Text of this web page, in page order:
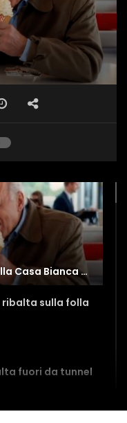
Trump-Biden, l’incontro alla Casa Bianca secondo l’intelligenza artificiale
ribalta sulla folla
fuori da tunnel